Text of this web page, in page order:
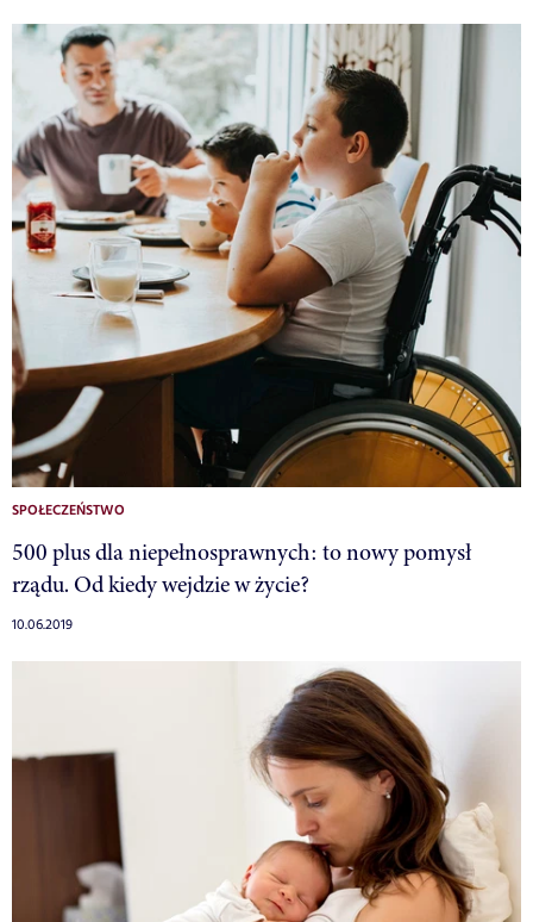
SPOŁECZEŃSTWO
500 plus dla niepełnosprawnych: to nowy pomysł
rządu. Od kiedy wejdzie w życie?
10.06.2019